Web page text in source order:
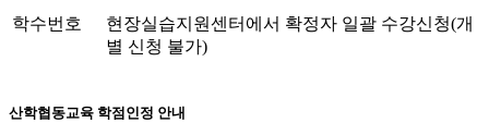
학수번호
현장실습지원센터에서 확정자 일괄 수강신청(개
별 신청 불가)
산학협동교육 학점인정 안내